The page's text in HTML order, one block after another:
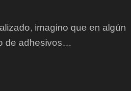
imagino que en algún
de adhesivos…